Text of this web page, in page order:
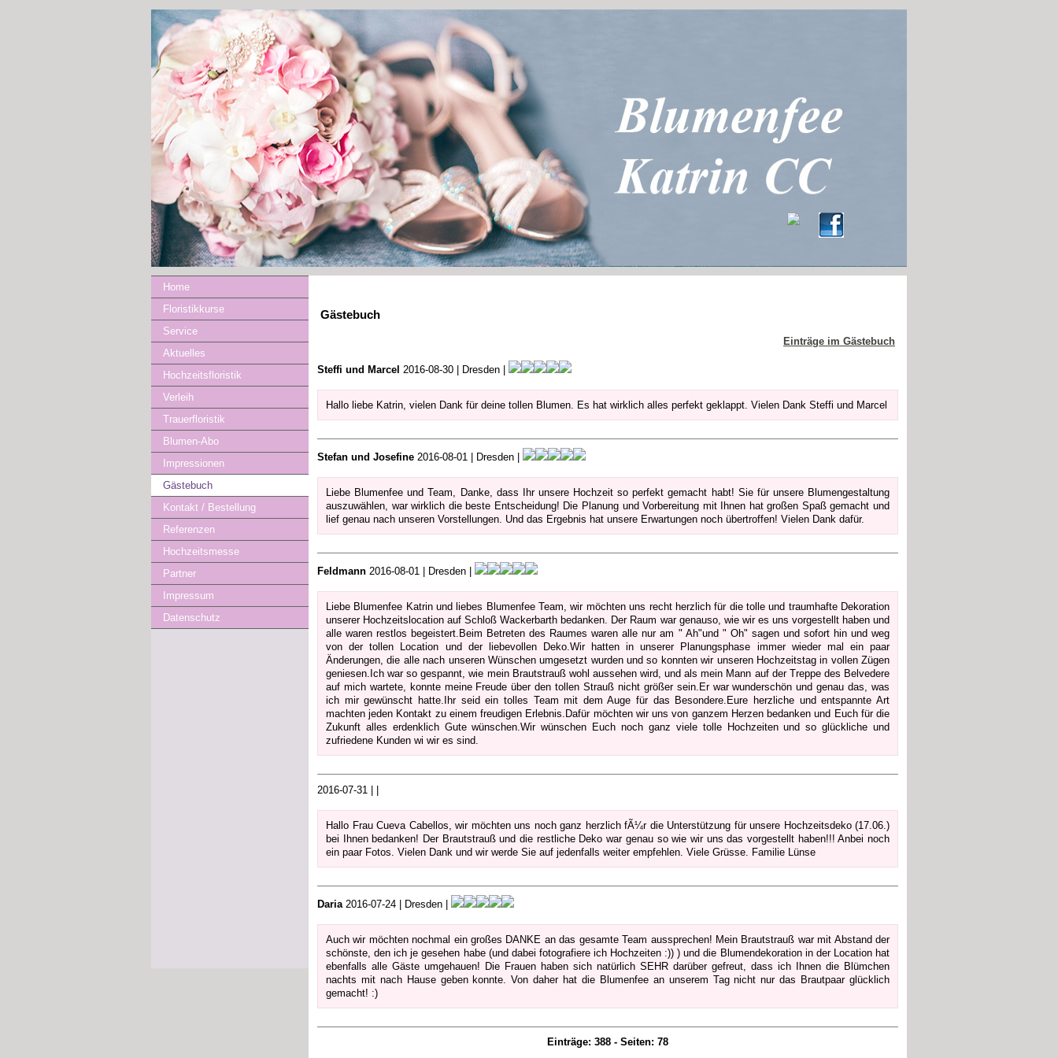
Home
Floristikkurse
Service
Aktuelles
Hochzeitsfloristik
Verleih
Trauerfloristik
Blumen-Abo
Impressionen
Gästebuch
Kontakt / Bestellung
Referenzen
Hochzeitsmesse
Partner
Impressum
Datenschutz
Gästebuch
Einträge im Gästebuch
Steffi und Marcel 2016-08-30 | Dresden |
Hallo liebe Katrin, vielen Dank für deine tollen Blumen. Es hat wirklich alles perfekt geklappt. Vielen Dank Steffi und Marcel
Stefan und Josefine 2016-08-01 | Dresden |
Liebe Blumenfee und Team, Danke, dass Ihr unsere Hochzeit so perfekt gemacht habt! Sie für unsere Blumengestaltung
auszuwählen, war wirklich die beste Entscheidung! Die Planung und Vorbereitung mit Ihnen hat großen Spaß gemacht und
lief genau nach unseren Vorstellungen. Und das Ergebnis hat unsere Erwartungen noch übertroffen! Vielen Dank dafür.
Feldmann 2016-08-01 | Dresden |
Liebe Blumenfee Katrin und liebes Blumenfee Team, wir möchten uns recht herzlich für die tolle und traumhafte Dekoration
unserer Hochzeitslocation auf Schloß Wackerbarth bedanken. Der Raum war genauso, wie wir es uns vorgestellt haben und
alle waren restlos begeistert.Beim Betreten des Raumes waren alle nur am " Ah"und " Oh" sagen und sofort hin und weg
von der tollen Location und der liebevollen Deko.Wir hatten in unserer Planungsphase immer wieder mal ein paar
Änderungen, die alle nach unseren Wünschen umgesetzt wurden und so konnten wir unseren Hochzeitstag in vollen Zügen
geniesen.Ich war so gespannt, wie mein Brautstrauß wohl aussehen wird, und als mein Mann auf der Treppe des Belvedere
auf mich wartete, konnte meine Freude über den tollen Strauß nicht größer sein.Er war wunderschön und genau das, was
ich mir gewünscht hatte.Ihr seid ein tolles Team mit dem Auge für das Besondere.Eure herzliche und entspannte Art
machten jeden Kontakt zu einem freudigen Erlebnis.Dafür möchten wir uns von ganzem Herzen bedanken und Euch für die
Zukunft alles erdenklich Gute wünschen.Wir wünschen Euch noch ganz viele tolle Hochzeiten und so glückliche und
zufriedene Kunden wi wir es sind.
2016-07-31 | |
Hallo Frau Cueva Cabellos, wir möchten uns noch ganz herzlich fÃ¼r die Unterstützung für unsere Hochzeitsdeko (17.06.)
bei Ihnen bedanken! Der Brautstrauß und die restliche Deko war genau so wie wir uns das vorgestellt haben!!! Anbei noch
ein paar Fotos. Vielen Dank und wir werde Sie auf jedenfalls weiter empfehlen. Viele Grüsse. Familie Lünse
Daria 2016-07-24 | Dresden |
Auch wir möchten nochmal ein großes DANKE an das gesamte Team aussprechen! Mein Brautstrauß war mit Abstand der
schönste, den ich je gesehen habe (und dabei fotografiere ich Hochzeiten :)) ) und die Blumendekoration in der Location hat
ebenfalls alle Gäste umgehauen! Die Frauen haben sich natürlich SEHR darüber gefreut, dass ich Ihnen die Blümchen
nachts mit nach Hause geben konnte. Von daher hat die Blumenfee an unserem Tag nicht nur das Brautpaar glücklich
gemacht! :)
Einträge: 388 - Seiten: 78